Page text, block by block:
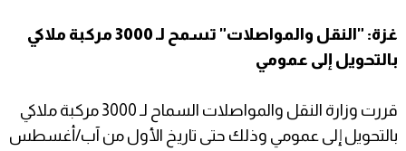
غزة: "النقل والمواصلات" تسمح لـ 3000 مركبة ملاكي
بالتحويل إلى عمومي
قررت وزارة النقل والمواصلات السماح لـ 3000 مركبة ملاكي
بالتحويل إلى عمومي وذلك حتى تاريخ الأول من آب/أغسطس